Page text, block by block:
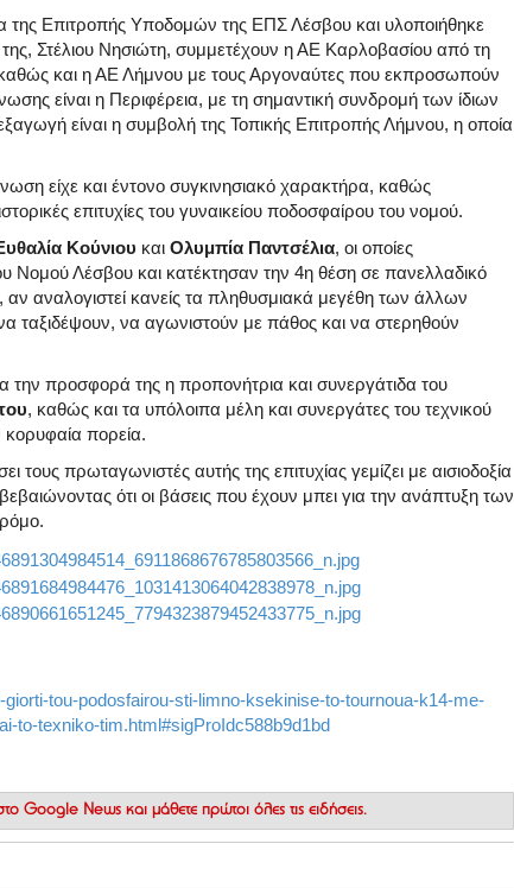
της Επιτροπής Υποδομών της ΕΠΣ Λέσβου και υλοποιήθηκε
Στέλιου Νησιώτη, συμμετέχουν η ΑΕ Καρλοβασίου από τη
και η ΑΕ Λήμνου με τους Αργοναύτες που εκπροσωπούν
είναι η Περιφέρεια, με τη σημαντική συνδρομή των ίδιων
είναι η συμβολή της Τοπικής Επιτροπής Λήμνου, η οποία
είχε και έντονο συγκινησιακό χαρακτήρα, καθώς
επιτυχίες του γυναικείου ποδοσφαίρου του νομού.
Κούνιου και Ολυμπία Παντσέλια, οι οποίες
Λέσβου και κατέκτησαν την 4η θέση σε πανελλαδικό
αν αναλογιστεί κανείς τα πληθυσμιακά μεγέθη των άλλων
ταξιδέψουν, να αγωνιστούν με πάθος και να στερηθούν
την προσφορά της η προπονήτρια και συνεργάτιδα του
, καθώς και τα υπόλοιπα μέλη και συνεργάτες του τεχνικού
πορεία.
πρωταγωνιστές αυτής της επιτυχίας γεμίζει με αισιοδοξία
ότι οι βάσεις που έχουν μπει για την ανάπτυξη των
tou-podosfairou-sti-limno-ksekinise-to-tournoua-k14-me-
to-texniko-tim.html#sigProIdc588b9d1bd
Google News και μάθετε πρώτοι όλες τις ειδήσεις.